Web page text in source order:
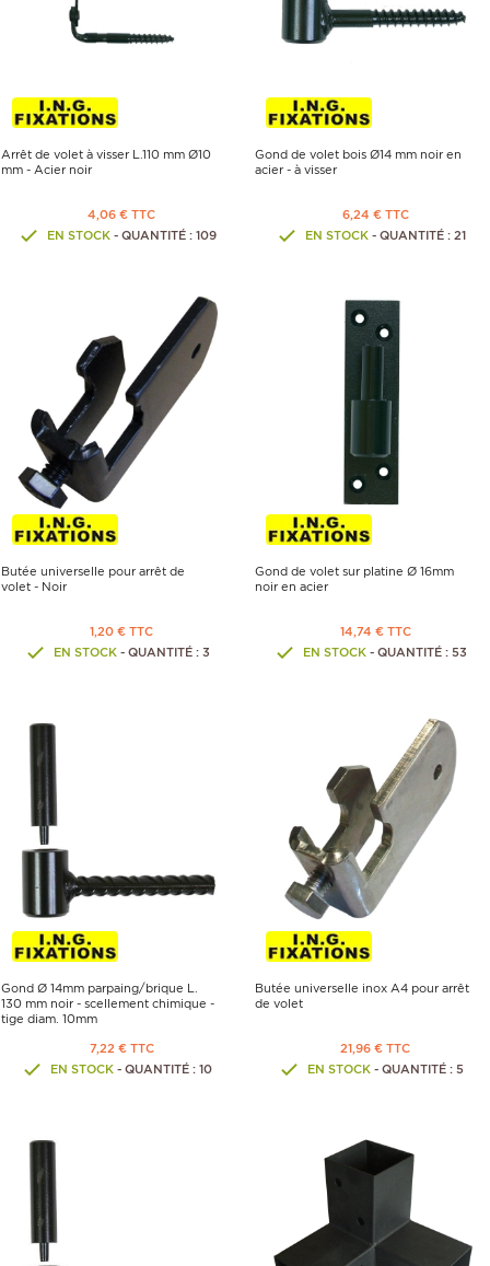
Arrêt de volet à visser L.110 mm Ø10
mm - Acier noir
4,06 € TTC
EN STOCK- QUANTITÉ : 109
Gond de volet bois Ø14 mm noir en
acier - à visser
6,24 € TTC
EN STOCK- QUANTITÉ : 21
Butée universelle pour arrêt de
volet - Noir
1,20 € TTC
EN STOCK- QUANTITÉ : 3
Gond de volet sur platine Ø 16mm
noir en acier
14,74 € TTC
EN STOCK - QUANTITÉ : 53
Gond Ø 14mm parpaing/brique L.
130 mm noir - scellement chimique -
tige diam. 10mm
7,22 € TTC
EN STOCK - QUANTITÉ : 10
Butée universelle inox A4 pour arrêt
de volet
21,96 € TTC
EN STOCK- QUANTITÉ : 5